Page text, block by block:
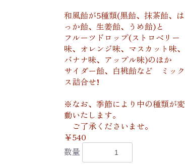
和風飴が5種類(黒飴、抹茶飴、は
っか飴、生姜飴、うめ飴)と
フルーツドロップ(ストロベリー
味、オレンジ味、マスカット味、
バナナ味、アップル味)のほか
サイダー飴、白桃飴など ミック
ス詰合せ!
※なお、季節により中の種類が変
動いたします。
ご了承くださいませ。
￥540
数量